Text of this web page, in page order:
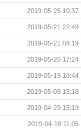
2019-05-25 10:37
2019-05-21 22:49
2019-05-21 08:19
2019-05-20 17:24
2019-05-19 16:44
2019-05-08 15:18
2019-04-29 15:19
2019-04-19 11:05